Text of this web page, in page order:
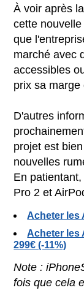
À voir après
cette
que
marché avec
accessibles
prix sa
D'autres
projet est
nouvelles
En
Pro 2 et
Acheter les
Acheter les
299€ (-11%)
Note :
fois que cela